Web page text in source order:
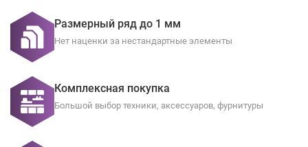
Размерный ряд до 1 мм
Нет наценки за нестандартные элементы
Комплексная покупка
Большой выбор техники, аксессуаров, фурнитуры